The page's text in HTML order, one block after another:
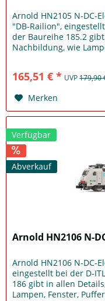
Arnold HN2105 N-DC-
"DB-Railion",
der Baureihe 185.2
Nachbildung, wie
165,51 € * UVP179,90
Merken
Verfügbar
Abverkauf
Arnold HN2106 N-
Arnold HN2106 N-DC-
eingestellt bei der D-
186 gibt in allen
Lampen, Fenster,